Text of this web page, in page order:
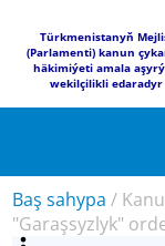
Türkmenistanyň
(Parlamenti) kanun
häkimiýeti amala
wekilçilikli edaradyr
Baş sahypa /
"Garaşsyzlyk"